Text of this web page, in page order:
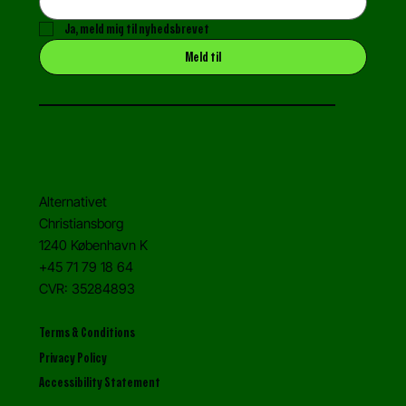
Ja, meld mig til nyhedsbrevet
Meld til
Alternativet
Christiansborg
1240 København K
+45 71 79 18 64
CVR: 35284893
Terms & Conditions
Privacy Policy
Accessibility Statement